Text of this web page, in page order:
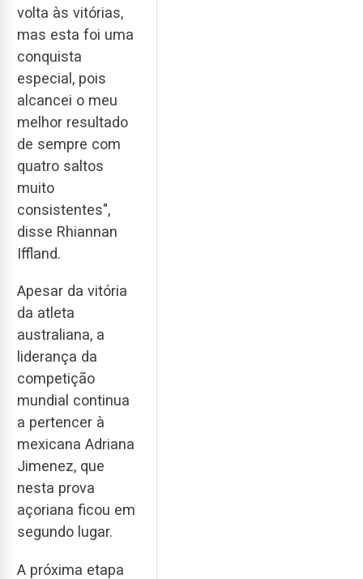
volta às vitórias,
mas esta foi uma
conquista
especial, pois
alcancei o meu
melhor resultado
de sempre com
quatro saltos
muito
consistentes",
disse Rhiannan
Iffland.
Apesar da vitória
da atleta
australiana, a
liderança da
competição
mundial continua
a pertencer à
mexicana Adriana
Jimenez, que
nesta prova
açoriana ficou em
segundo lugar.
A próxima etapa